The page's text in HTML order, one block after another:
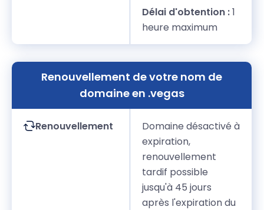
Délai d'obtention :1
heure maximum
Renouvellement de votre nom de
domaine en .vegas
Renouvellement
Domaine désactivé à
expiration,
renouvellement
tardif possible
jusqu'à 45 jours
après l'expiration du